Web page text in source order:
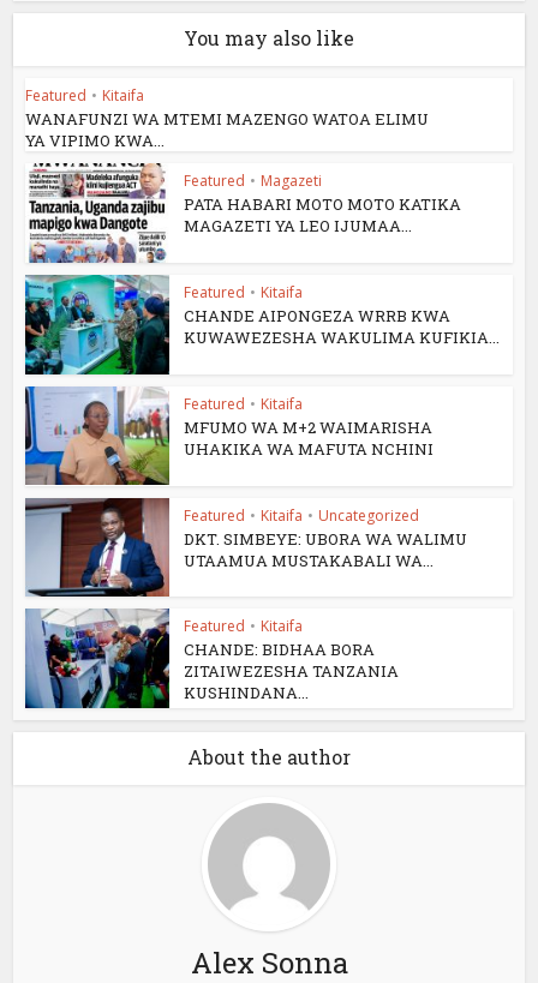
You may also like
Featured • Kitaifa
WANAFUNZI WA MTEMI MAZENGO WATOA ELIMU
YA VIPIMO KWA...
Featured • Magazeti
PATA HABARI MOTO MOTO KATIKA
MAGAZETI YA LEO IJUMAA...
Featured • Kitaifa
CHANDE AIPONGEZA WRRB KWA
KUWAWEZESHA WAKULIMA KUFIKIA...
Featured • Kitaifa
MFUMO WA M+2 WAIMARISHA
UHAKIKA WA MAFUTA NCHINI
Featured • Kitaifa • Uncategorized
DKT. SIMBEYE: UBORA WA WALIMU
UTAAMUA MUSTAKABALI WA...
Featured • Kitaifa
CHANDE: BIDHAA BORA
ZITAIWEZESHA TANZANIA
KUSHINDANA...
About the author
Alex Sonna